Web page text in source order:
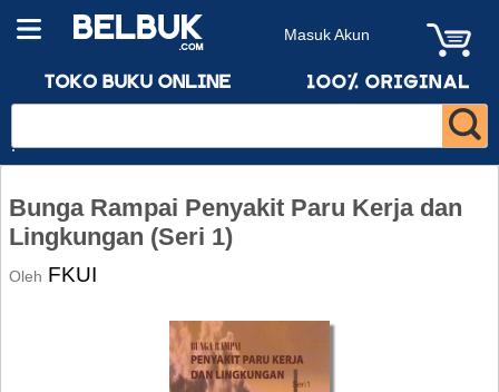
Masuk Akun
Bunga Rampai Penyakit Paru Kerja dan
Lingkungan (Seri 1)
Oleh FKUI